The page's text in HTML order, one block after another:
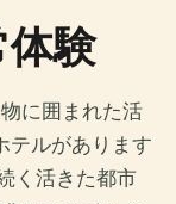
験
に囲まれた活
テルがあります
く活きた都市